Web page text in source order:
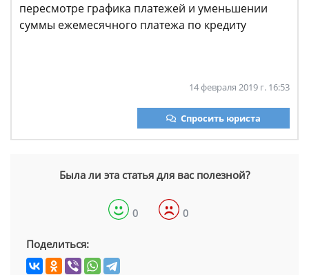
пересмотре графика платежей и уменьшении
суммы ежемесячного платежа по кредиту
14 февраля 2019 г. 16:53
Спросить юриста
Была ли эта статья для вас полезной?
0 0
Поделиться: